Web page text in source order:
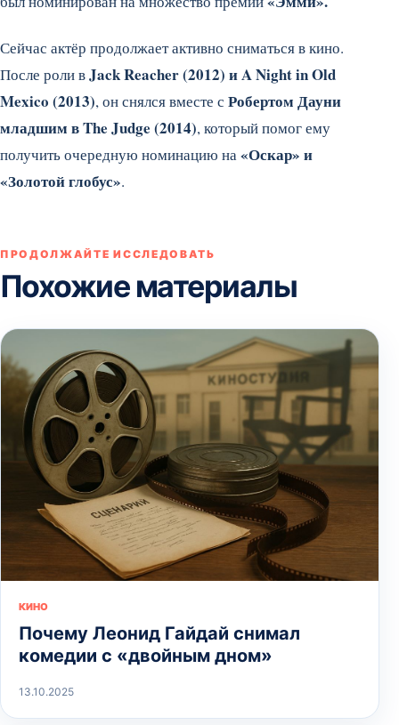
Сейчас актёр продолжает активно сниматься в кино.
После роли вJack Reacher (2012) и A Night in Old
Mexico (2013), он снялся вместе с Робертом Дауни
младшим в The Judge (2014), который помог ему
получить очередную номинацию на«Оскар» и
«Золотой глобус».
ПРОДОЛЖАЙТЕ ИССЛЕДОВАТЬ
Похожие материалы
КИНО
Почему Леонид Гайдай снимал
комедии с «двойным дном»
13.10.2025